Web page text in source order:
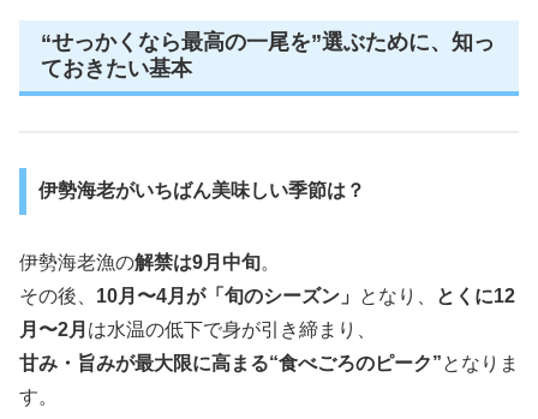
“せっかくなら最高の一尾を”選ぶために、知っ
ておきたい基本
伊勢海老がいちばん美味しい季節は？
伊勢海老漁の解禁は9月中旬。
その後、 10月〜4月が「旬のシーズン」 となり、
とくに12
月〜2月 は水温の低下で身が引き締まり、
甘み・旨みが最大限に高まる“食べごろのピーク”となりま
す。